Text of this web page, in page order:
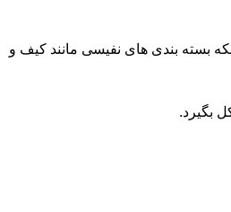
بسته بندی های نفیسی مانند کیف و
بگیرد.